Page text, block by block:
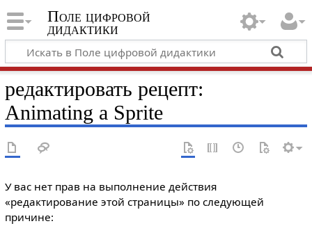
Поле цифровой
дидактики
редактировать рецепт:
Animating a Sprite
У вас нет прав на выполнение действия
«редактирование этой страницы» по следующей
причине: